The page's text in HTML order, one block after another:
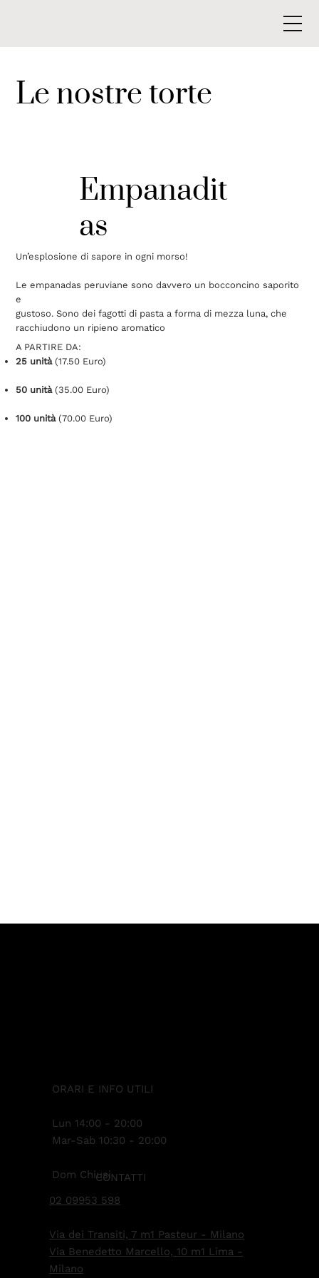
Le nostre torte
Empanadit
as
Un’esplosione di sapore in ogni morso!
Le empanadas peruviane sono davvero un bocconcino saporito
e
gustoso. Sono dei fagotti di pasta a forma di mezza luna, che
racchiudono un ripieno aromatico
A PARTIRE DA:
25 unità(17.50 Euro)
50 unità(35.00 Euro)
100 unità(70.00 Euro)
CONTATTI
02 09953 598
Via dei Transiti, 7 m1 Pasteur - Milano
Via Benedetto Marcello, 10 m1 Lima -
Milano
ORARI E INFO UTILI
Lun 14:00 - 20:00
Mar-Sab 10:30 - 20:00
Dom Chiusi